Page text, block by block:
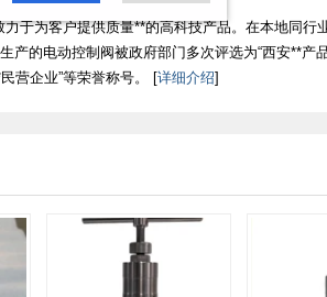
于为客户提供质量**的高科技产品。在本地同行
产的电动控制阀被政府部门多次评选为“西安**产
营企业”等荣誉称号。 [详细介绍]